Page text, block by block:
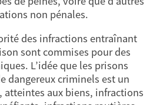
non pénales.
des infractions entraînant
sont commises pour des
L’idée que les prisons
dangereux criminels est un
atteintes aux biens, infractions